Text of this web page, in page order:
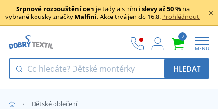
Srpnové rozpouštění cen je tady a s ním islevy až 50 % na
vybrané kousky značky Malfini. Akce trvá jen do 16.8. Prohlédnout.
0
MENU
HLEDAT
Dětské oblečení